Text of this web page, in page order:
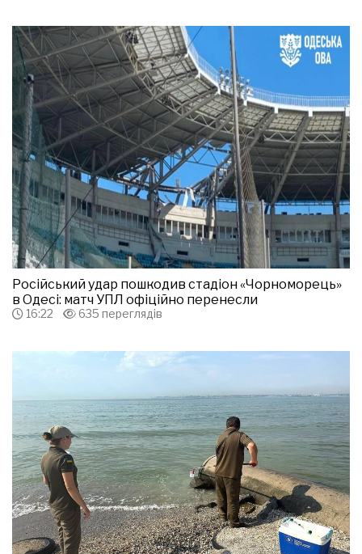
Російський удар пошкодив стадіон «Чорноморець»
в Одесі: матч УПЛ офіційно перенесли
16:22 635 переглядів